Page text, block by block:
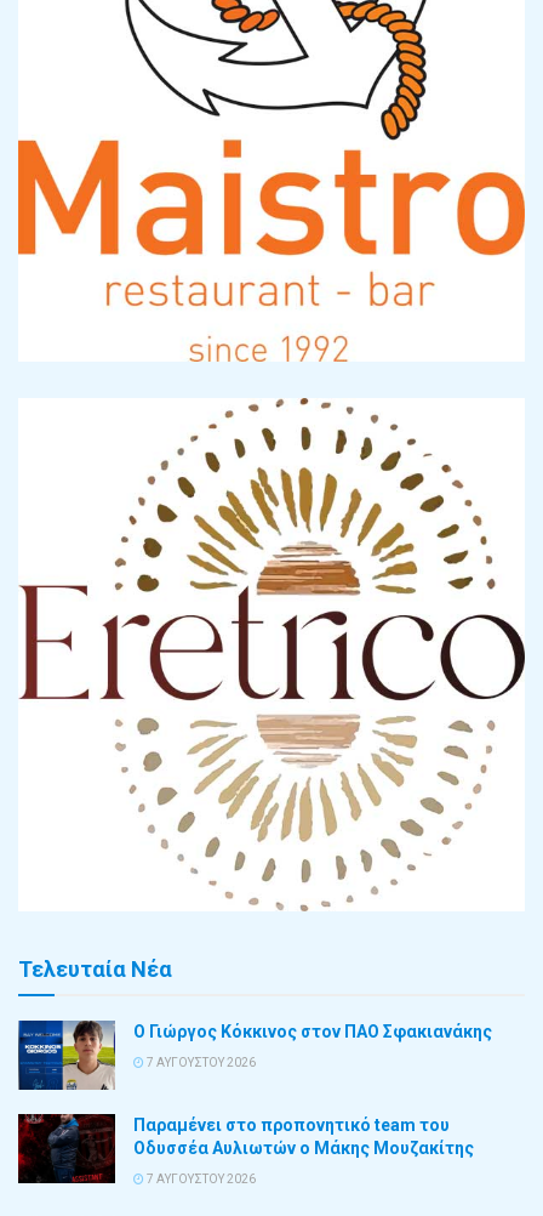
Τελευταία Νέα
Ο Γιώργος Κόκκινος στον ΠΑΟ Σφακιανάκης
7 ΑΥΓΟΎΣΤΟΥ 2026
Παραμένει στο προπονητικό team του
Οδυσσέα Αυλιωτών ο Μάκης Μουζακίτης
7 ΑΥΓΟΎΣΤΟΥ 2026